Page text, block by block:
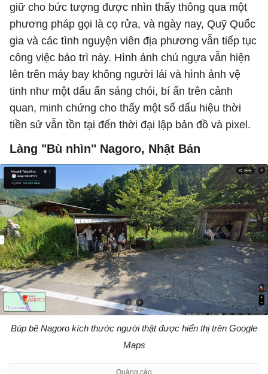
giữ cho bức tượng được nhìn thấy thông qua một
phương pháp gọi là cọ rửa, và ngày nay, Quỹ Quốc
gia và các tình nguyện viên địa phương vẫn tiếp tục
công việc bảo trì này. Hình ảnh chú ngựa vẫn hiện
lên trên máy bay không người lái và hình ảnh vệ
tinh như một dấu ấn sáng chói, bí ẩn trên cảnh
quan, minh chứng cho thấy một số dấu hiệu thời
tiền sử vẫn tồn tại đến thời đại lập bản đồ và pixel.
Làng "Bù nhìn" Nagoro, Nhật Bản
Búp bê Nagoro kích thước người thật được hiển thị trên Google
Maps